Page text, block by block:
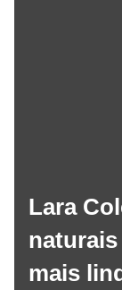
Lara
mais